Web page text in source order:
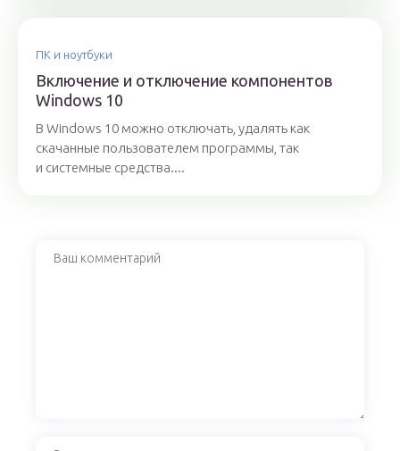
ПК и ноутбуки
Включение и отключение компонентов
Windows 10
В Windows 10 можно отключать, удалять как
скачанные пользователем программы, так
и системные средства....